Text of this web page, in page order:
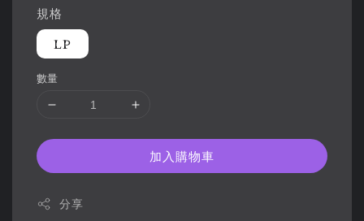
規格
LP
數量
加入購物車
分享